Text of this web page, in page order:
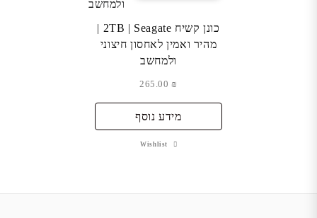
כונן קשיח 2TB | Seagate |
מהיר ואמין לאחסון חיצוני
ולמחשב
₪
מידע נוסף
Wishlist